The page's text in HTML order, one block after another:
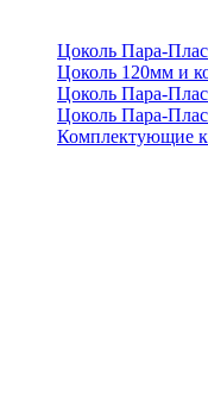
Цоколь Пара-
Цоколь 120мм и
Цоколь Пара-
Цоколь Пара-
Комплектующие